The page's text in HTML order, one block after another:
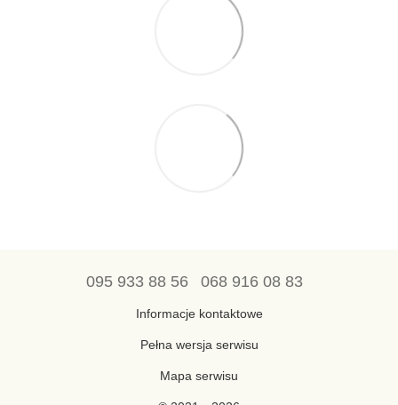
095 933 88 56 068 916 08 83
Informacje kontaktowe
Pełna wersja serwisu
Mapa serwisu